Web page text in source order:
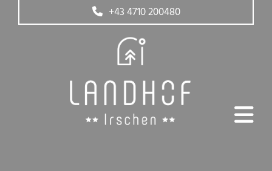
+43 4710 200480